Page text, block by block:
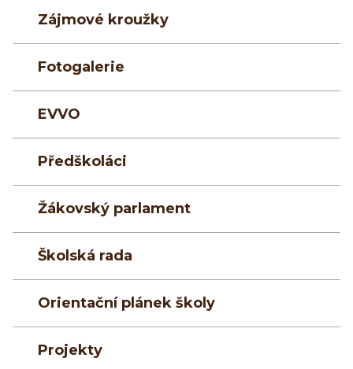
Zájmové kroužky
Fotogalerie
EVVO
Předškoláci
Žákovský parlament
Školská rada
Orientační plánek školy
Projekty